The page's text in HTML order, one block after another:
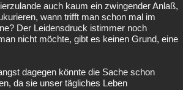
auch kaum ein zwingender Anlaß,
wann trifft man schon mal im
Der Leidensdruck istimmer noch
nicht möchte, gibt es keinen Grund, eine
dagegen könnte die Sache schon
da sie unser tägliches Leben